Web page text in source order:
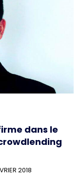
dans le
2018